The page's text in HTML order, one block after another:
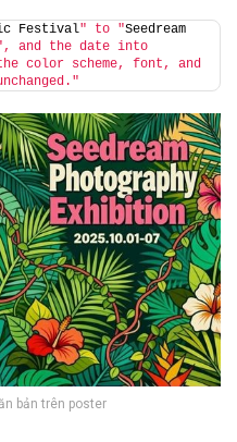
Festival" to "Seedream
and the date into
color scheme, font, and
bản trên poster